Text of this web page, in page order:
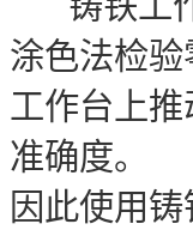
涂色法检
工作台上
准确度。
因此使用